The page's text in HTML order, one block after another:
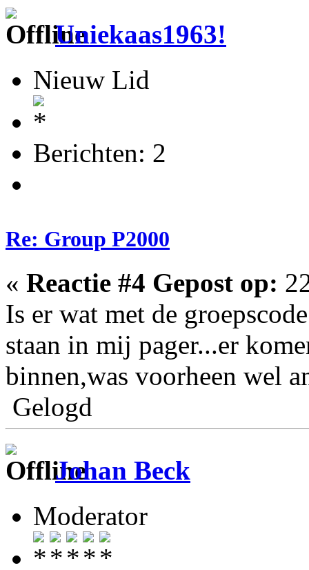
Uniekaas1963!
Nieuw Lid
Berichten: 2
Re: Group P2000
« Reactie #4 Gepost op:
Is er wat met de
staan in mij pager...er
binnen,was voorheen wel
Gelogd
Johan Beck
Moderator